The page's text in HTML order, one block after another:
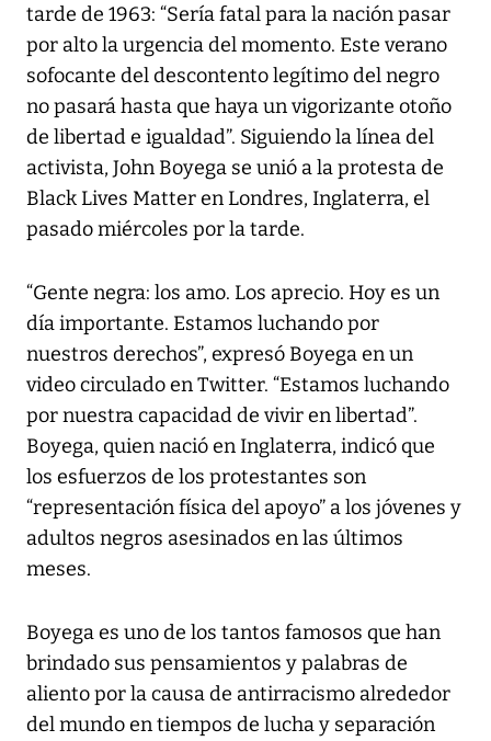
tarde de 1963: “Sería fatal para la nación pasar
por alto la urgencia del momento. Este verano
sofocante del descontento legítimo del negro
no pasará hasta que haya un vigorizante otoño
de libertad e igualdad”. Siguiendo la línea del
activista, John Boyega se unió a la protesta de
Black Lives Matter en Londres, Inglaterra, el
pasado miércoles por la tarde.
“Gente negra: los amo. Los aprecio. Hoy es un
día importante. Estamos luchando por
nuestros derechos”, expresó Boyega en un
video circulado en Twitter. “Estamos luchando
por nuestra capacidad de vivir en libertad”.
Boyega, quien nació en Inglaterra, indicó que
los esfuerzos de los protestantes son
“representación física del apoyo” a los jóvenes y
adultos negros asesinados en las últimos
meses.
Boyega es uno de los tantos famosos que han
brindado sus pensamientos y palabras de
aliento por la causa de antirracismo alrededor
del mundo en tiempos de lucha y separación